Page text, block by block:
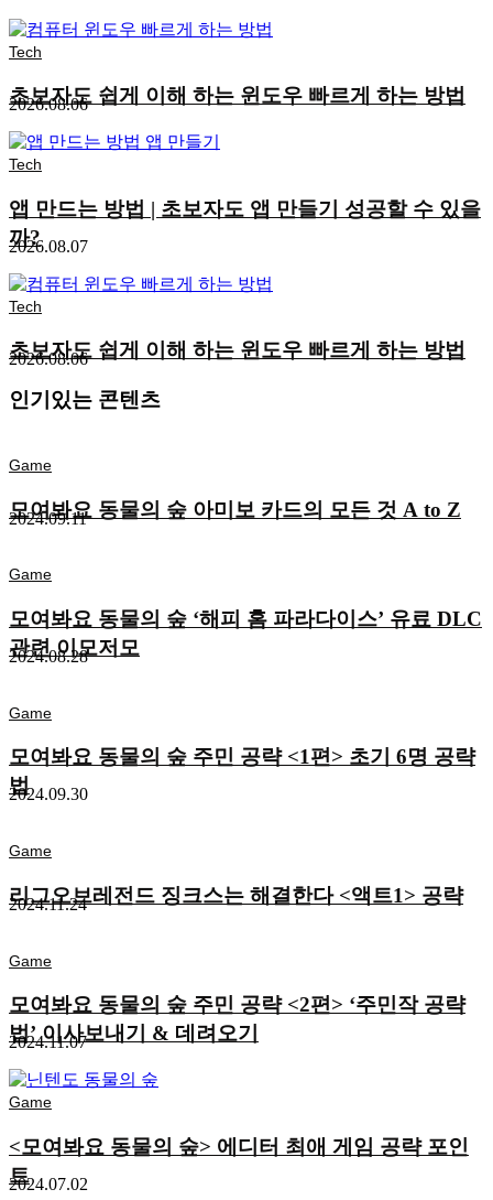
Tech
초보자도 쉽게 이해 하는 윈도우 빠르게 하는 방법
2026.08.06
Tech
앱 만드는 방법 | 초보자도 앱 만들기 성공할 수 있을
까?
2026.08.07
Tech
초보자도 쉽게 이해 하는 윈도우 빠르게 하는 방법
2026.08.06
인기있는 콘텐츠
Game
모여봐요 동물의 숲 아미보 카드의 모든 것 A to Z
2024.09.11
Game
모여봐요 동물의 숲 ‘해피 홈 파라다이스’ 유료 DLC
관련 이모저모
2024.08.28
Game
모여봐요 동물의 숲 주민 공략 <1편> 초기 6명 공략
법
2024.09.30
Game
리그오브레전드 징크스는 해결한다 <액트1> 공략
2024.11.24
Game
모여봐요 동물의 숲 주민 공략 <2편> ‘주민작 공략
법’ 이사보내기 & 데려오기
2024.11.07
Game
<모여봐요 동물의 숲> 에디터 최애 게임 공략 포인
트
2024.07.02